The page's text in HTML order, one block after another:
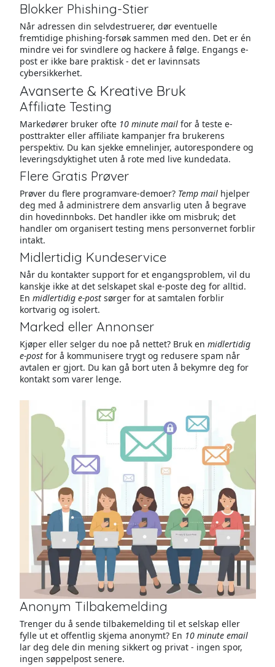
Blokker Phishing-Stier
Når adressen din selvdestruerer, dør eventuelle
fremtidige phishing-forsøk sammen med den. Det er én
mindre vei for svindlere og hackere å følge. Engangs e-
post er ikke bare praktisk - det er lavinnsats
cybersikkerhet.
Avanserte & Kreative Bruk
Affiliate Testing
Markedører bruker ofte 10 minute mailfor å teste e-
posttrakter eller affiliate kampanjer fra brukerens
perspektiv. Du kan sjekke emnelinjer, autorespondere og
leveringsdyktighet uten å rote med live kundedata.
Flere Gratis Prøver
Prøver du flere programvare-demoer? Temp mailhjelper
deg med å administrere dem ansvarlig uten å begrave
din hovedinnboks. Det handler ikke om misbruk; det
handler om organisert testing mens personvernet forblir
intakt.
Midlertidig Kundeservice
Når du kontakter support for et engangsproblem, vil du
kanskje ikke at det selskapet skal e-poste deg for alltid.
En midlertidig e-postsørger for at samtalen forblir
kortvarig og isolert.
Marked eller Annonser
Kjøper eller selger du noe på nettet? Bruk en midlertidig
e-postfor å kommunisere trygt og redusere spam når
avtalen er gjort. Du kan gå bort uten å bekymre deg for
kontakt som varer lenge.
Anonym Tilbakemelding
Trenger du å sende tilbakemelding til et selskap eller
fylle ut et offentlig skjema anonymt? En 10 minute email
lar deg dele din mening sikkert og privat - ingen spor,
ingen søppelpost senere.